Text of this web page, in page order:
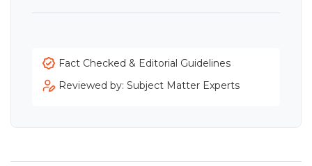
Fact Checked & Editorial Guidelines
Reviewed by: Subject Matter Experts